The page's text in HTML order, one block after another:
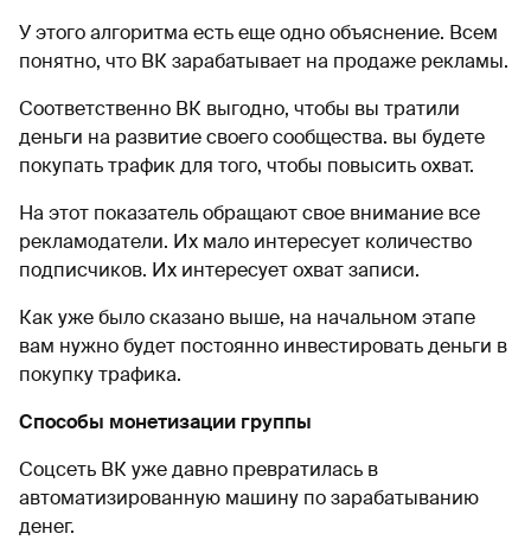
У этого алгоритма есть еще одно объяснение. Всем
понятно, что ВК зарабатывает на продаже рекламы.
Соответственно ВК выгодно, чтобы вы тратили
деньги на развитие своего сообщества. вы будете
покупать трафик для того, чтобы повысить охват.
На этот показатель обращают свое внимание все
рекламодатели. Их мало интересует количество
подписчиков. Их интересует охват записи.
Как уже было сказано выше, на начальном этапе
вам нужно будет постоянно инвестировать деньги в
покупку трафика.
Способы монетизации группы
Соцсеть ВК уже давно превратилась в
автоматизированную машину по зарабатыванию
денег.